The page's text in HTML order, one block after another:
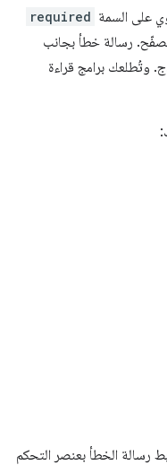
على السمة required
رسالة خطأ بجانب
وتُطلعك برامج قراءة
رسالة الخطأ بعنصر التحكم